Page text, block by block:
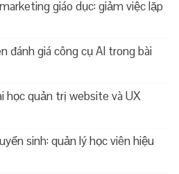
giáo dục: giảm việc lặp
đánh giá công cụ AI trong bài
học quản trị website và UX
sinh: quản lý học viên hiệu